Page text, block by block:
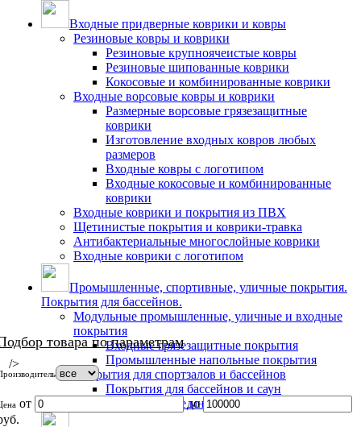
Входные придверные коврики и ковры
Резиновые ковры и коврики
Резиновые крупноячеистые ковры
Резиновые шипованные коврики
Кокосовые и комбинированные коврики
Входные ворсовые ковры и коврики
Размерные ворсовые грязезащитные
коврики
Изготовление входных ковров любых
размеров
Входные ковры с логотипом
Входные кокосовые и комбинированные
коврики
Входные коврики и покрытия из ПВХ
Щетинистые покрытия и коврики-травка
Антибактериальные многослойные коврики
Входные коврики с логотипом
Промышленные, спортивные, уличные покрытия.
Покрытия для бассейнов.
Модульные промышленные, уличные и входные
покрытия
Входные грязезащитные покрытия
Промышленные напольные покрытия
Покрытия для спортзалов и бассейнов
Покрытия для бассейнов и саун
Антибактериальные многослойные коврики
/>
товара по параметрам
от
до